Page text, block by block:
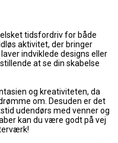
tidsfordriv for både
aktivitet, der bringer
indviklede designs eller
at se din skabelse
og kreativiteten, da
om. Desuden er det
udendørs med venner og
kan du være godt på vej